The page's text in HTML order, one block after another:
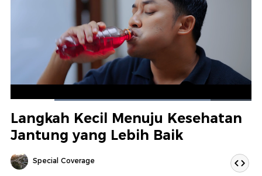
Suara
Hidup
Dimuat:
Langkah Kecil Menuju Kesehatan
Jantung yang Lebih Baik
Special Coverage